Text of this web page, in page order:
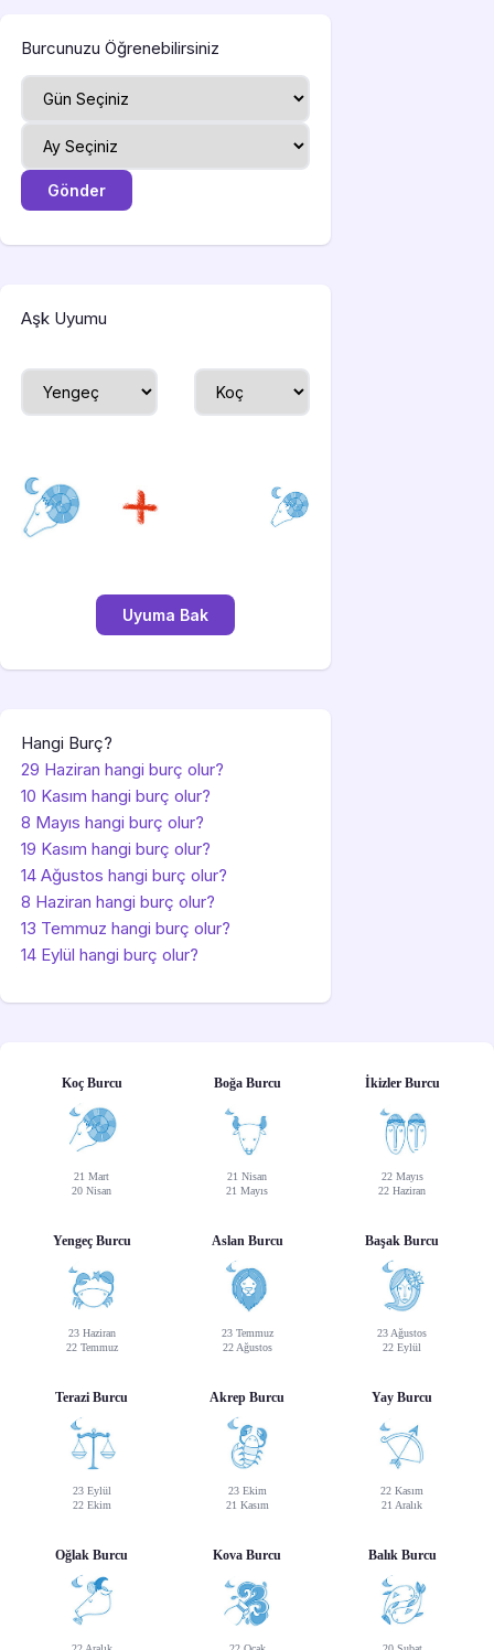
Burcunuzu Öğrenebilirsiniz
Aşk Uyumu
Hangi Burç?
29 Haziran hangi burç olur?
10 Kasım hangi burç olur?
8 Mayıs hangi burç olur?
19 Kasım hangi burç olur?
14 Ağustos hangi burç olur?
8 Haziran hangi burç olur?
13 Temmuz hangi burç olur?
14 Eylül hangi burç olur?
Koç Burcu
21 Mart
20 Nisan
Boğa Burcu
21 Nisan
21 Mayıs
İkizler Burcu
22 Mayıs
22 Haziran
Yengeç Burcu
23 Haziran
22 Temmuz
Aslan Burcu
23 Temmuz
22 Ağustos
Başak Burcu
23 Ağustos
22 Eylül
Terazi Burcu
23 Eylül
22 Ekim
Akrep Burcu
23 Ekim
21 Kasım
Yay Burcu
22 Kasım
21 Aralık
Oğlak Burcu Kova Burcu Balık Burcu